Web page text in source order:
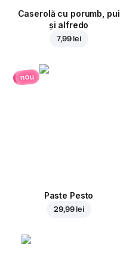
Caserolă cu porumb, pui
și alfredo
7,99 lei
nou
Paste Pesto
29,99 lei